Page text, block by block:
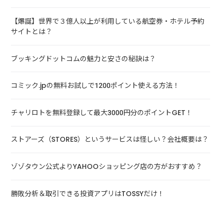
【爆誕】世界で３億人以上が利用している航空券・ホテル予約
サイトとは？
ブッキングドットコムの魅力と安さの秘訣は？
コミック.jpの無料お試しで1200ポイント使える方法！
チャリロトを無料登録して最大3000円分のポイントGET！
ストアーズ（STORES）というサービスは怪しい？会社概要は？
ゾゾタウン公式よりYAHOOショッピング店の方がおすすめ？
勝敗分析＆取引できる投資アプリはTOSSYだけ！